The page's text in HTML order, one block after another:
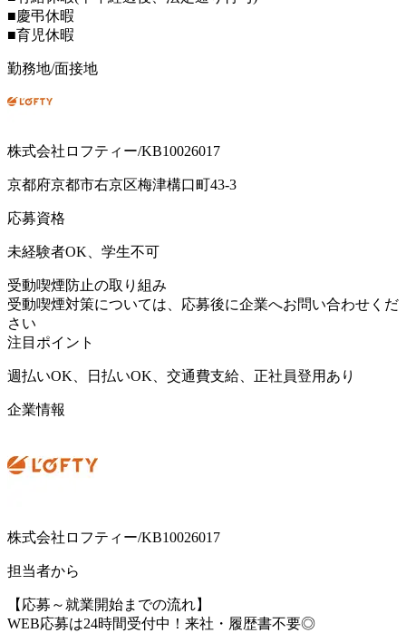
■慶弔休暇
■育児休暇
勤務地/面接地
株式会社ロフティー/KB10026017
京都府京都市右京区梅津構口町43-3
応募資格
未経験者OK、学生不可
受動喫煙防止の取り組み
受動喫煙対策については、応募後に企業へお問い合わせくだ
さい
注目ポイント
週払いOK、日払いOK、交通費支給、正社員登用あり
企業情報
株式会社ロフティー/KB10026017
担当者から
【応募～就業開始までの流れ】
WEB応募は24時間受付中！来社・履歴書不要◎